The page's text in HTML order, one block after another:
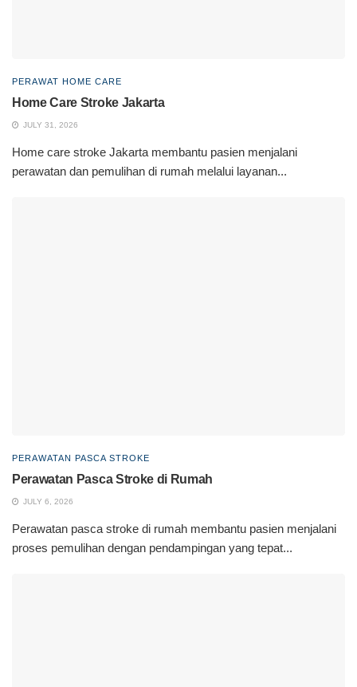
PERAWAT HOME CARE
Home Care Stroke Jakarta
JULY 31, 2026
Home care stroke Jakarta membantu pasien menjalani
perawatan dan pemulihan di rumah melalui layanan...
PERAWATAN PASCA STROKE
Perawatan Pasca Stroke di Rumah
JULY 6, 2026
Perawatan pasca stroke di rumah membantu pasien menjalani
proses pemulihan dengan pendampingan yang tepat...